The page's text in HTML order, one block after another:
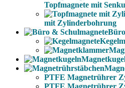
Topfmagnete mit
mit Zylinderbohrung
PTFE Magnetrührer
PTFE Magnetrührer